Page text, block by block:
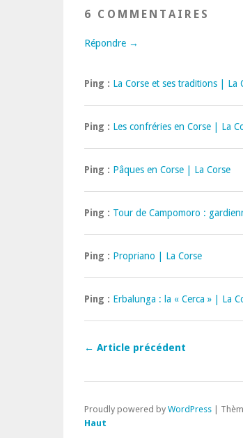
6 COMMENTAIRES
Répondre →
Ping : La Corse et ses traditions | La
Ping : Les confréries en Corse | La
Ping : Pâques en Corse | La Corse
Ping : Tour de Campomoro :
Ping : Propriano | La Corse
Ping : Erbalunga : la « Cerca » | La
← Article précédent
Proudly powered by WordPress
Haut